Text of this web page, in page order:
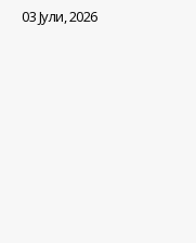
03 Јули, 2026